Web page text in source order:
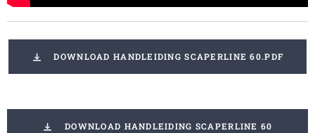
DOWNLOAD HANDLEIDING SCAPERLINE 60.PDF
DOWNLOAD HANDLEIDING SCAPERLINE 60